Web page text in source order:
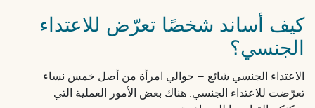
كيف أساند شخصًا تعرّض للاعتداء
الجنسي؟
الاعتداء الجنسي شائع – حوالي امرأة من أصل خمس نساء
تعرّضت للاعتداء الجنسي. هناك بعض الأمور العملية التي